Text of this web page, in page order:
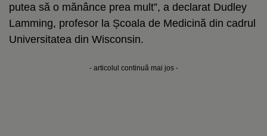
putea să o mănânce prea mult”, a declarat Dudley
Lamming, profesor la Școala de Medicină din cadrul
Universitatea din Wisconsin.
- articolul continuă mai jos -